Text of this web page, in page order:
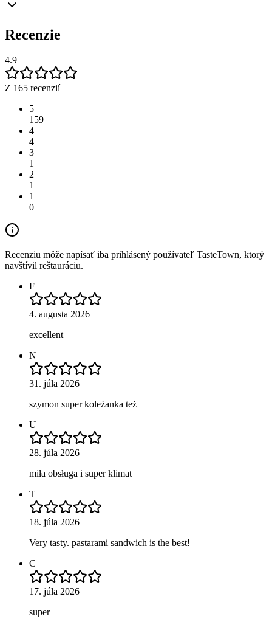
Recenzie
4.9
Z 165 recenzií
5
159
4
4
3
1
2
1
1
0
Recenziu môže napísať iba prihlásený používateľ TasteTown, ktorý
navštívil reštauráciu.
F
4. augusta 2026
excellent
N
31. júla 2026
szymon super koleżanka też
U
28. júla 2026
miła obsługa i super klimat
T
18. júla 2026
Very tasty. pastarami sandwich is the best!
C
17. júla 2026
super